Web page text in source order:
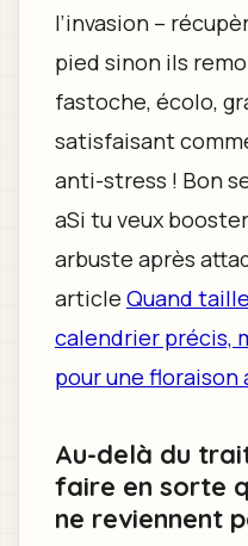
l’invasion –
pied sinon ils
fastoche, écolo,
satisfaisant
anti-stress ! Bon
aSi tu veux
arbuste après
article Quand
calendrier précis,
pour une floraison
Au-delà du
faire en sorte
ne reviennent